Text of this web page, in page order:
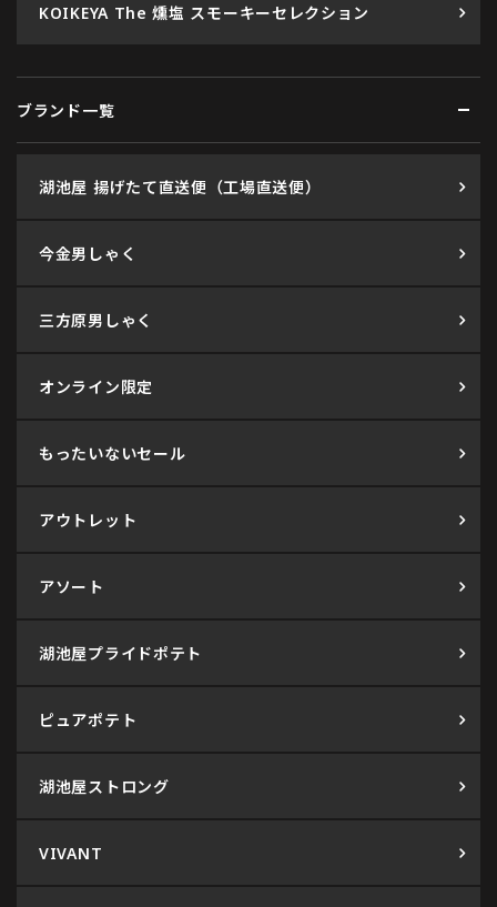
KOIKEYA The 燻塩 スモーキーセレクション
ブランド一覧
湖池屋 揚げたて直送便（工場直送便）
今金男しゃく
三方原男しゃく
オンライン限定
もったいないセール
アウトレット
アソート
湖池屋プライドポテト
ピュアポテト
湖池屋ストロング
VIVANT